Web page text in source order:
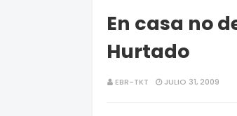
En casa no
Hurtado
EBR-TKT JULIO 31, 2009